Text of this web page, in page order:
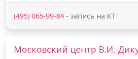
(495) 065-99-84 - запись на КТ
Московский центр В.И.